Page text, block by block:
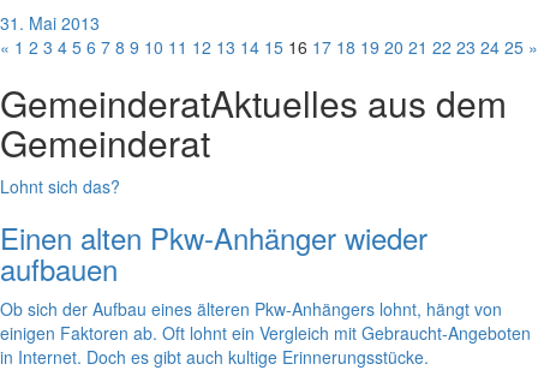
31. Mai 2013
« 1 2 3 4 5 6 7 8 9 10 11 12 13 14 15 16 17 18 19 20 21 22 23 24 25 »
GemeinderatAktuelles aus dem
Gemeinderat
Lohnt sich das?
Einen alten Pkw-Anhänger wieder
aufbauen
Ob sich der Aufbau eines älteren Pkw-Anhängers lohnt, hängt von
einigen Faktoren ab. Oft lohnt ein Vergleich mit Gebraucht-Angeboten
in Internet. Doch es gibt auch kultige Erinnerungsstücke.